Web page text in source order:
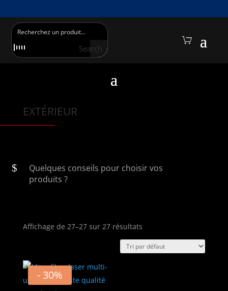
Search
EXTÉRIEUR
Quelques conseils pour choisir vos
produits ?
Affichage de 27–27 sur 27 résultats
- 30%